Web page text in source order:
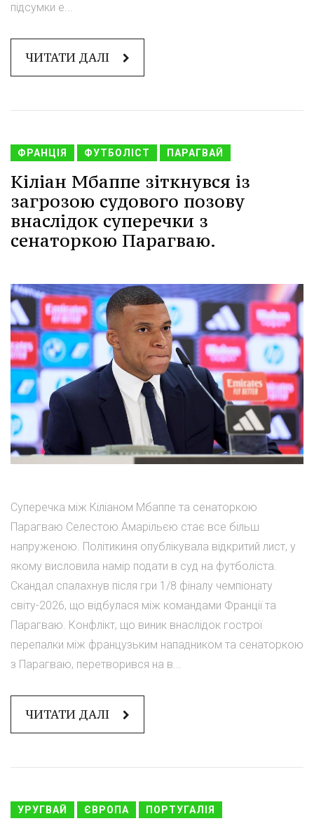
підсумки е...
ЧИТАТИ ДАЛІ
ФРАНЦІЯ ФУТБОЛІСТ ПАРАГВАЙ
Кіліан Мбаппе зіткнувся із
загрозою судового позову
внаслідок суперечки з
сенаторкою Парагваю.
Суперечка між Кіліаном Мбаппе та сенаторкою
Парагваю Селестою Амарільєю стає все більш
напруженою. Політикиня опублікувала відкритий лист, у
якому висловила намір подати в суд на футболіста.
Скандал спалахнув після гри 1/8 фіналу чемпіонату
світу-2026, що відбулася між командами Франції та
Парагваю. Конфлікт, що виник внаслідок гострої
перепалки між французьким нападником та сенаторкою
з Парагваю, перетворився на в...
ЧИТАТИ ДАЛІ
УРУГВАЙ ЄВРОПА ПОРТУГАЛІЯ